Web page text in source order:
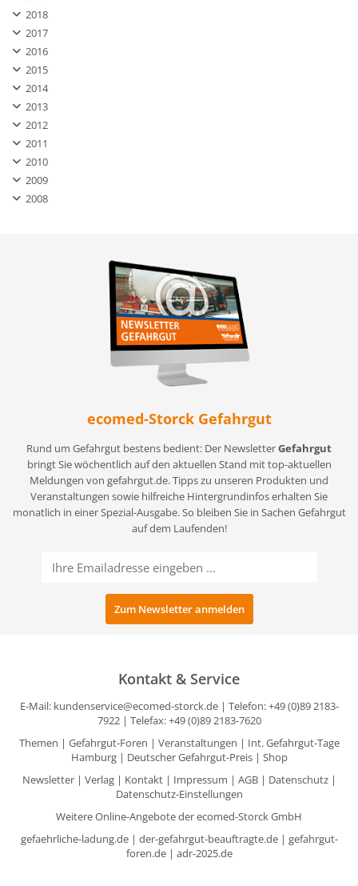
2018
2017
2016
2015
2014
2013
2012
2011
2010
2009
2008
ecomed-Storck Gefahrgut
Rund um Gefahrgut bestens bedient: Der NewsletterGefahrgut
bringt Sie wöchentlich auf den aktuellen Stand mit top-aktuellen
Meldungen von gefahrgut.de. Tipps zu unseren Produkten und
Veranstaltungen sowie hilfreiche Hintergrundinfos erhalten Sie
monatlich in einer Spezial-Ausgabe. So bleiben Sie in Sachen Gefahrgut
auf dem Laufenden!
Kontakt & Service
E-Mail: kundenservice@ecomed-storck.de| Telefon: +49 (0)89 2183-
7922 | Telefax: +49 (0)89 2183-7620
Themen | Gefahrgut-Foren | Veranstaltungen | Int. Gefahrgut-Tage
Hamburg| Deutscher Gefahrgut-Preis| Shop
Newsletter| Verlag| Kontakt| Impressum | AGB| Datenschutz|
Datenschutz-Einstellungen
Weitere Online-Angebote der ecomed-Storck GmbH
gefaehrliche-ladung.de| der-gefahrgut-beauftragte.de| gefahrgut-
foren.de| adr-2025.de